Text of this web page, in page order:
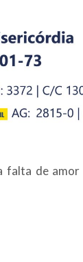
falta de